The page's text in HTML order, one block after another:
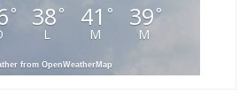
° 38 °
L
41 °
M
39°
M
from OpenWeatherMap